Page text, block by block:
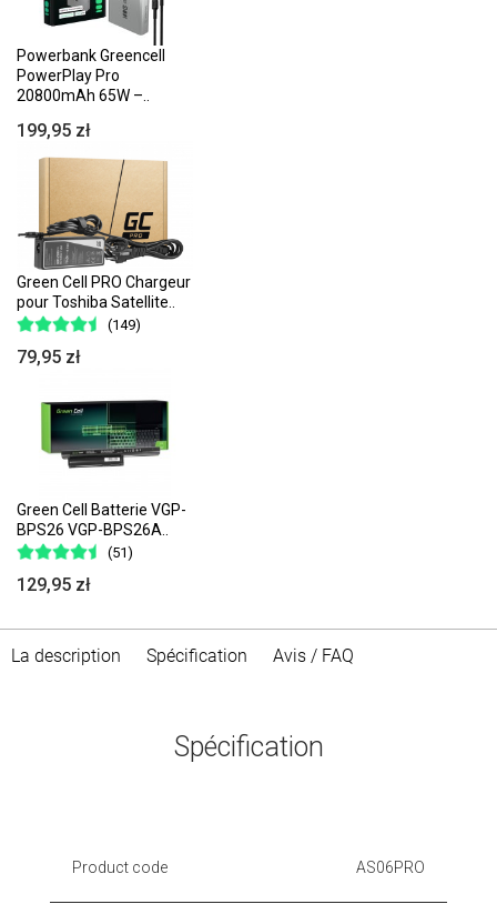
Powerbank Greencell
PowerPlay Pro
20800mAh 65W –..
199,95 zł
Green Cell PRO Chargeur
pour Toshiba Satellite..
(149)
79,95 zł
Green Cell Batterie VGP-
BPS26 VGP-BPS26A..
(51)
129,95 zł
La description Spécification Avis / FAQ
Spécification
Product code AS06PRO